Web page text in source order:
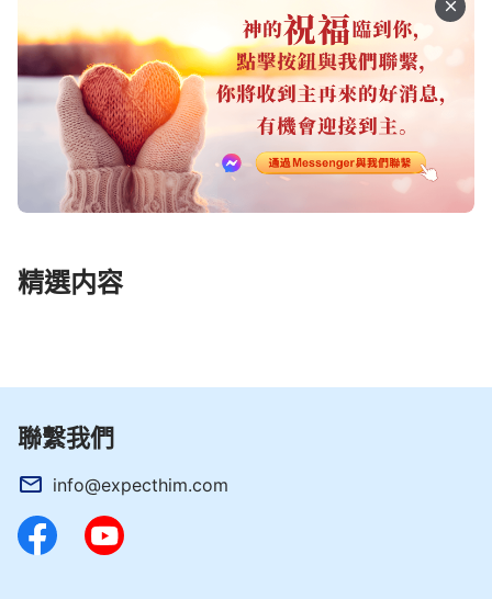
精選内容
聯繫我們
info@expecthim.com